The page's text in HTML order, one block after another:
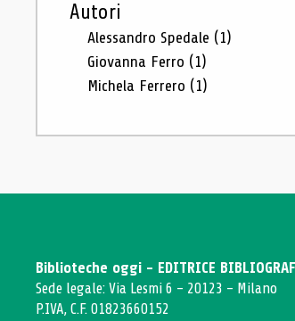
Autori
Alessandro Spedale (1)
Giovanna Ferro (1)
Michela Ferrero (1)
Biblioteche oggi - EDITRICE
Sede legale: Via Lesmi 6 - 20123 - Milano
P.IVA, C.F. 01823660152